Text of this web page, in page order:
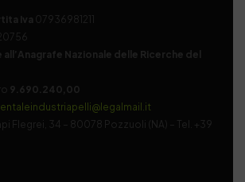
Iva 07936981211
Nazionale delle Ricerche del
9.690.240,00
Flegrei, 34 – 80078 Pozzuoli (NA) – Tel. +39